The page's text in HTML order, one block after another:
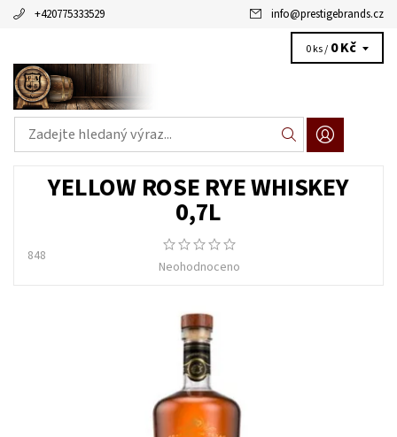
+420775333529 info@prestigebrands.cz
0 ks / 0 Kč
YELLOW ROSE RYE WHISKEY
0,7L
848
Neohodnoceno